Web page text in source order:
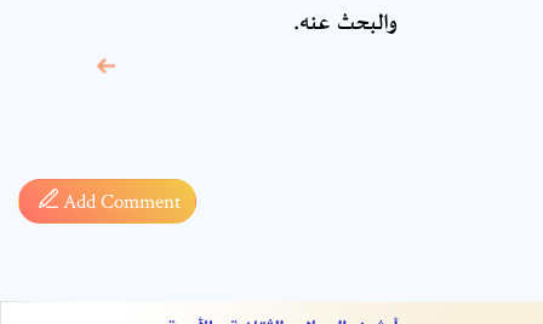
والبحث عنه.
Add Comment